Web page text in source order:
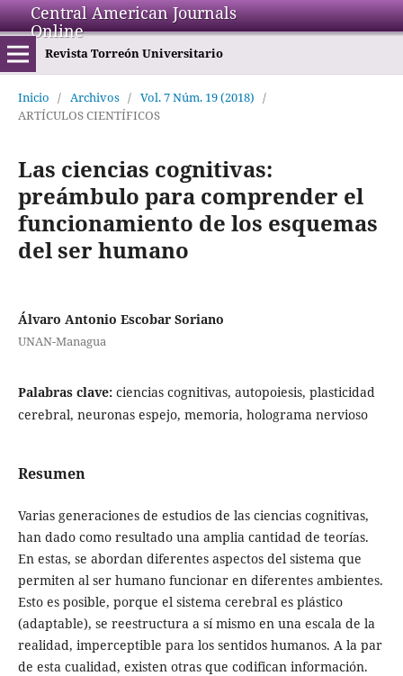
Central American Journals
Online
Revista Torreón Universitario
Inicio / Archivos / Vol. 7 Núm. 19 (2018) /
ARTÍCULOS CIENTÍFICOS
Las ciencias cognitivas:
preámbulo para comprender el
funcionamiento de los esquemas
del ser humano
Álvaro Antonio Escobar Soriano
UNAN-Managua
Palabras clave: ciencias cognitivas, autopoiesis, plasticidad
cerebral, neuronas espejo, memoria, holograma nervioso
Resumen
Varias generaciones de estudios de las ciencias cognitivas,
han dado como resultado una amplia cantidad de teorías.
En estas, se abordan diferentes aspectos del sistema que
permiten al ser humano funcionar en diferentes ambientes.
Esto es posible, porque el sistema cerebral es plástico
(adaptable), se reestructura a sí mismo en una escala de la
realidad, imperceptible para los sentidos humanos. A la par
de esta cualidad, existen otras que codifican información.